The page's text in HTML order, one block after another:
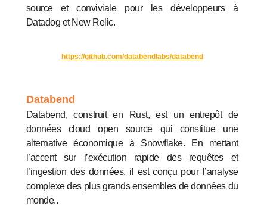
source et conviviale pour les développeurs à
Datadog et New Relic.
https://github.com/databendlabs/databend
Databend
Databend, construit en Rust, est un entrepôt de
données cloud open source qui constitue une
alternative économique à Snowflake. En mettant
l’accent sur l’exécution rapide des requêtes et
l’ingestion des données, il est conçu pour l’analyse
complexe des plus grands ensembles de données du
monde..